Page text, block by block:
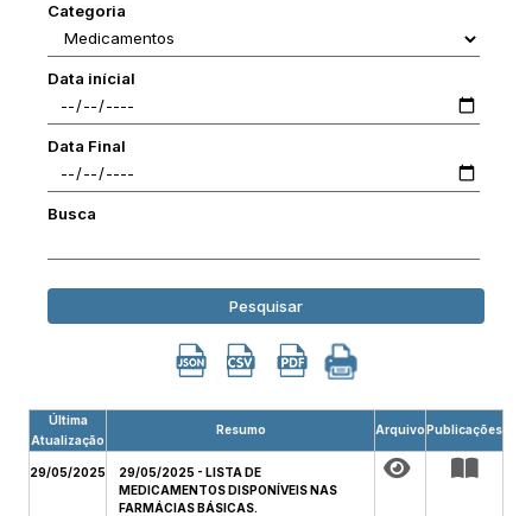
Categoria
Data inícial
Data Final
Busca
Pesquisar
Última
Atualização
Resumo ArquivoPublicações
29/05/2025
29/05/2025 - LISTA DE
MEDICAMENTOS DISPONÍVEIS NAS
FARMÁCIAS BÁSICAS.